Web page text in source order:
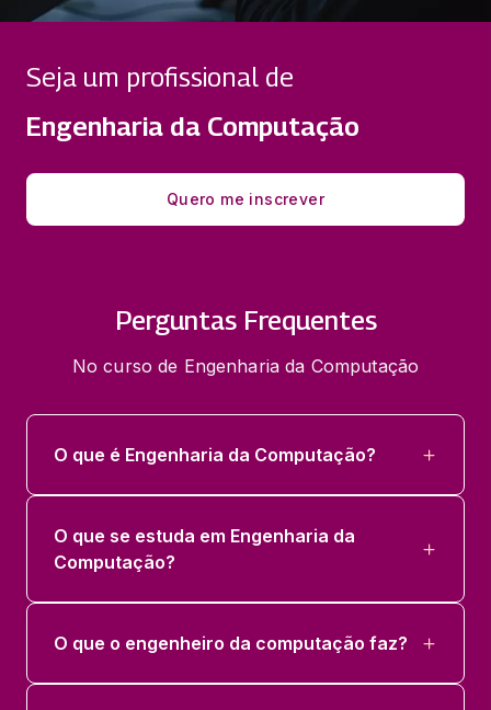
SUP. DE ESTÁGIO E PRÉ-PROJETO EM
200 horas
INOVAÇÃO, EMP., E PROJETO FINAL -
SEGURANÇA CIBERNÉTICA
66 horas
Seja um profissional de
Engenharia da Computação
Quero me inscrever
Perguntas Frequentes
No curso de Engenharia da Computação
O que é Engenharia da Computação?
O que se estuda em Engenharia da
Computação?
O que o engenheiro da computação faz?